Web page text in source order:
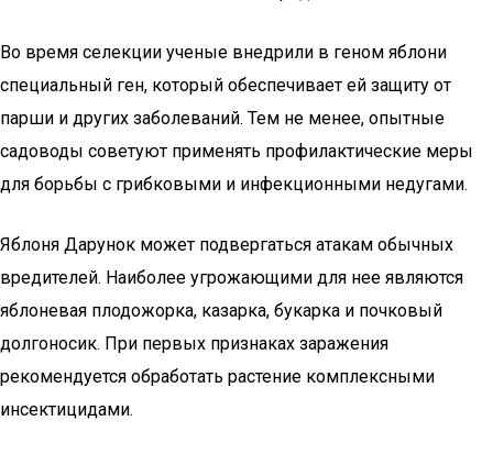
Во время селекции ученые внедрили в геном яблони
специальный ген, который обеспечивает ей защиту от
парши и других заболеваний. Тем не менее, опытные
садоводы советуют применять профилактические меры
для борьбы с грибковыми и инфекционными недугами.
Яблоня Дарунок может подвергаться атакам обычных
вредителей. Наиболее угрожающими для нее являются
яблоневая плодожорка, казарка, букарка и почковый
долгоносик. При первых признаках заражения
рекомендуется обработать растение комплексными
инсектицидами.